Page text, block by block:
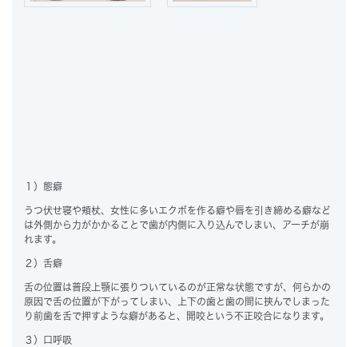
１）態癖
うつ伏せ寝や頬杖、女性に多いエクボを作る癖や唇を引き締める癖など
は外側から力がかかることで歯が内側に入り込んでしまい、アーチが崩
れます。
２）舌癖
舌の位置は普段上顎に張りついているのが正常な状態ですが、何らかの
原因で舌の位置が下がってしまい、上下の歯と歯の間に挟んでしまった
り前歯を舌で押すような癖があると、開咬という不正咬合になります。
３）口呼吸